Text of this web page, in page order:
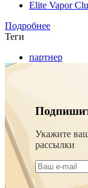
Elite Vapor
Подробнее
Теги
партнер
Укажите
рассылки